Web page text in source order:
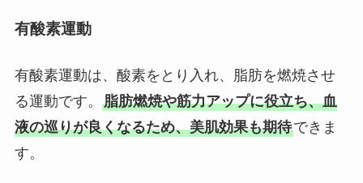
有酸素運動
有酸素運動は、酸素をとり入れ、脂肪を燃焼させ
る運動です。 脂肪燃焼や筋力アップに役立ち、血
液の巡りが良くなるため、美肌効果も期待できま
す。